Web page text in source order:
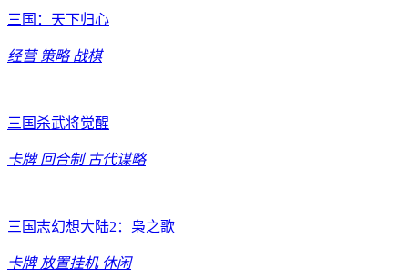
三国：天下归心
经营 策略 战棋
三国杀武将觉醒
卡牌 回合制 古代谋略
三国志幻想大陆2：枭之歌
卡牌 放置挂机 休闲